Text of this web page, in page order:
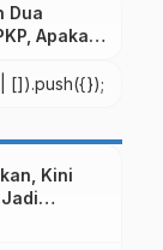
Dua
Apakah
[]).push({});
Kini